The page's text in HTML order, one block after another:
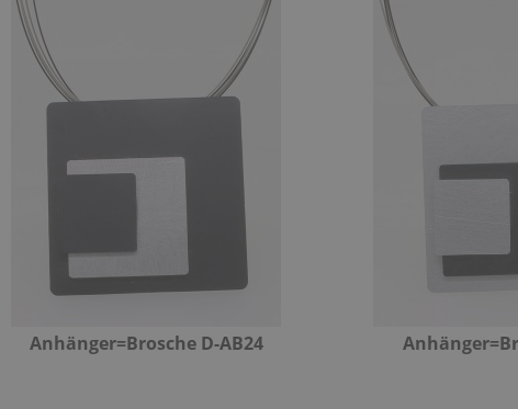
Anhänger=Brosche D-AB24